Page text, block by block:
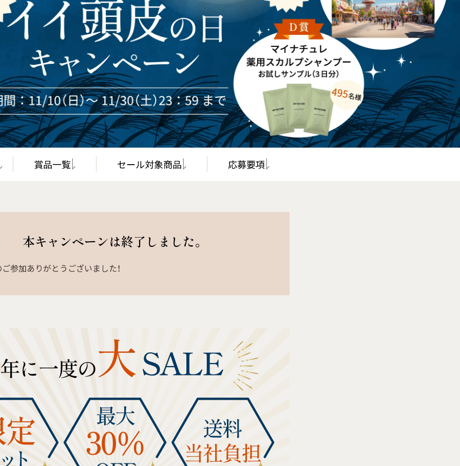
ヘアトリートメント やわらかヘッドスパブラシ やわらぐクッションブラシ
オールインワンカラートリート
メント（白髪用）
サプリメント シナジー サプリメント オールインワン
サポートアイテム一覧 お得なおまとめ定期コース
賞品一覧 セール対象商品 応募要項
本キャンペーンは終了しました。
参加ありがとうございました！